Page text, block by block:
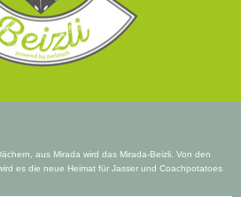
aus Mirada wird das Mirada-Beizli. Von den
es die neue Heimat für Jasser und Coachpotatoes